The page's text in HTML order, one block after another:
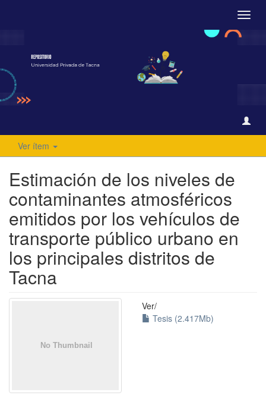
Ver ítem
Estimación de los niveles de
contaminantes atmosféricos
emitidos por los vehículos de
transporte público urbano en
los principales distritos de
Tacna
Ver/
Tesis (2.417Mb)